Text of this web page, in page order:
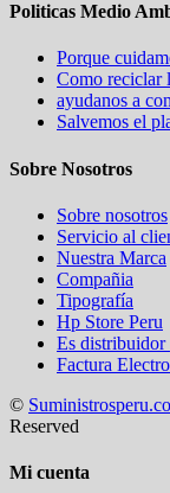
Politicas Medio
Porque
Como reciclar
ayudanos a
Salvemos el
Sobre Nosotros
Sobre nosotros
Servicio al
Nuestra Marca
Compañia
Tipografía
Hp Store Peru
Es distribuidor
Factura
©
Reserved
Mi cuenta